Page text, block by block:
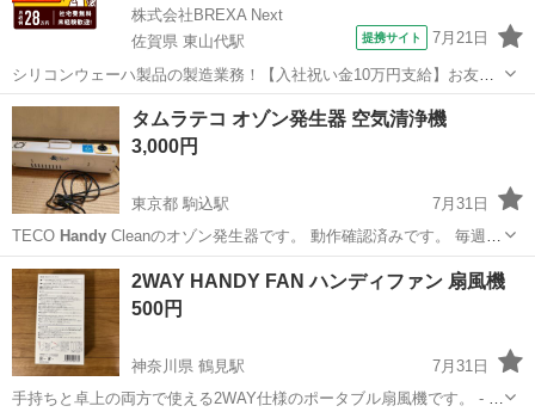
株式会社BREXA Next
佐賀県 東山代駅
提携サイト 7月21日
シリコンウェーハ製品の製造業務！【入社祝い金10万円支給】お友達
やカップルとの応募OK◎年間休日129日＆休出なしでプライベート充
実♪業務はクリーンルームで快適作業◎自社正社員登用制度あり★1食
300円～の格安食堂あり！《佐...
佐賀 伊万里市 その他
タムラテコ オゾン発生器 空気清浄機
3,000円
東京都 駒込駅
7月31日
TECO HandyCleanのオゾン発生器です。 動作確認済みです。 毎週土
曜9～16時頃 平日11～16時頃までしたら対応できます
東京 豊島区
2WAY HANDY FAN ハンディファン 扇風機
500円
神奈川県 鶴見駅
7月31日
手持ちと卓上の両方で使える2WAY仕様のポータブル扇風機です。 - 製